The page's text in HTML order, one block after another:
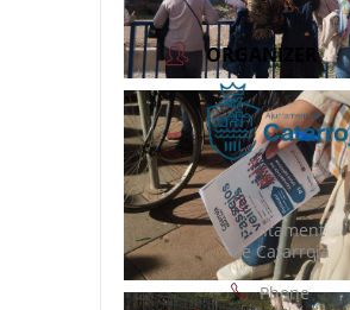
ORGANIZER
Ajuntament
de Catarroja
Phone